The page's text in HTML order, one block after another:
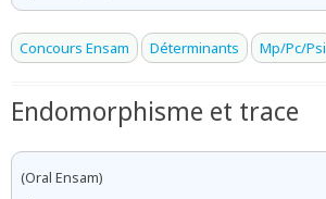
Concours Ensam Déterminants Mp/Pc/Psi
Endomorphisme et trace
(Oral Ensam)